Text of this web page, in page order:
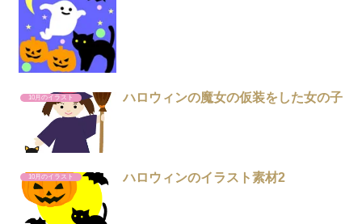
10月のイラスト ハロウィンの魔女の仮装をした女の子
10月のイラスト ハロウィンのイラスト素材2